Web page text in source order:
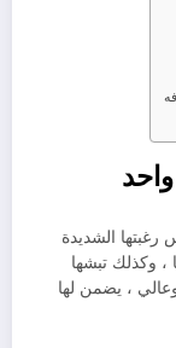
رغبتها الشديدة
، وكذلك تبشها
، يضمن لها